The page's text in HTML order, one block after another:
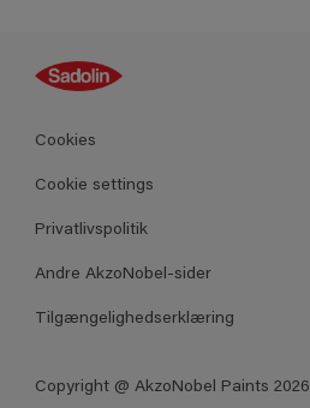
Farver
Produkter
Cookies
Cookie settings
Privatlivspolitik
Andre AkzoNobel-sider
Tilgængelighedserklæring
Copyright @ AkzoNobel Paints 2026